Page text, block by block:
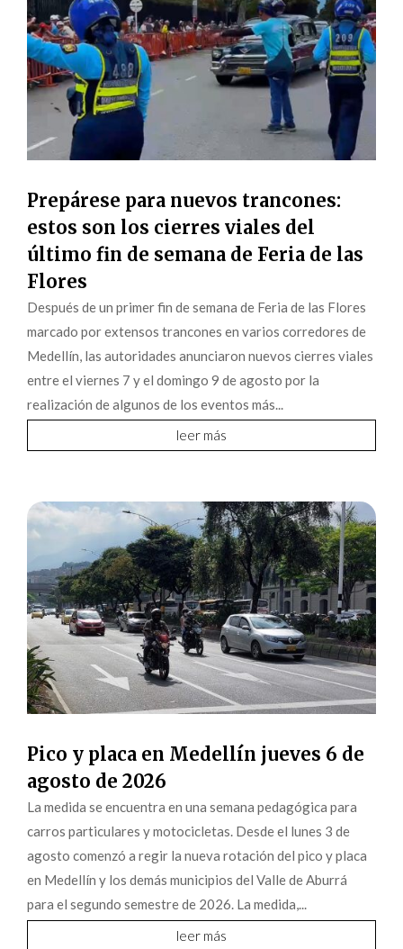
Prepárese para nuevos trancones:
estos son los cierres viales del
último fin de semana de Feria de las
Flores
Después de un primer fin de semana de Feria de las Flores
marcado por extensos trancones en varios corredores de
Medellín, las autoridades anunciaron nuevos cierres viales
entre el viernes 7 y el domingo 9 de agosto por la
realización de algunos de los eventos más...
leer más
Pico y placa en Medellín jueves 6 de
agosto de 2026
La medida se encuentra en una semana pedagógica para
carros particulares y motocicletas. Desde el lunes 3 de
agosto comenzó a regir la nueva rotación del pico y placa
en Medellín y los demás municipios del Valle de Aburrá
para el segundo semestre de 2026. La medida,...
leer más